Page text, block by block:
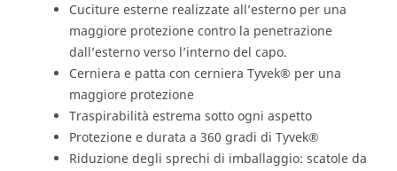
Cuciture esterne realizzate all’esterno per una
maggiore protezione contro la penetrazione
dall’esterno verso l’interno del capo.
Cerniera e patta con cerniera Tyvek® per una
maggiore protezione
Traspirabilità estrema sotto ogni aspetto
Protezione e durata a 360 gradi di Tyvek®
Riduzione degli sprechi di imballaggio: scatole da